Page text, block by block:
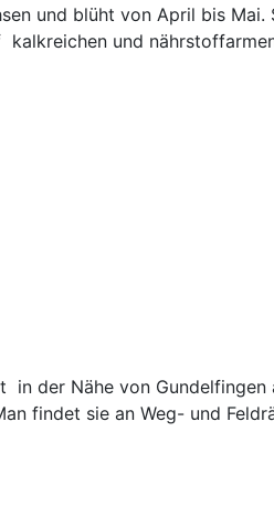
und blüht von April bis
und
der Nähe von
findet sie an Weg- und